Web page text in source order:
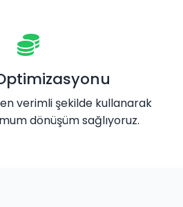
verimli şekilde kullanarak
dönüşüm sağlıyoruz.